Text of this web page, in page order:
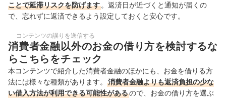
ことで延滞リスクを防げます 。返済日が近づくと通知が届くの
で、忘れずに返済できるよう設定しておくと安心です。
コンテンツの誤りを送信する
消費者金融以外のお金の借り方を検討するな
らこちらをチェック
本コンテンツで紹介した消費者金融のほかにも、お金を借りる方
法には様々な種類があります。
消費者金融よりも返済負担の少な
い借入方法が利用できる可能性があるので、お金の借り方を選ぶ